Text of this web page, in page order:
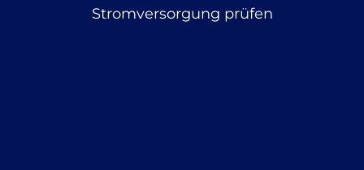
Stromversorgung prüfen